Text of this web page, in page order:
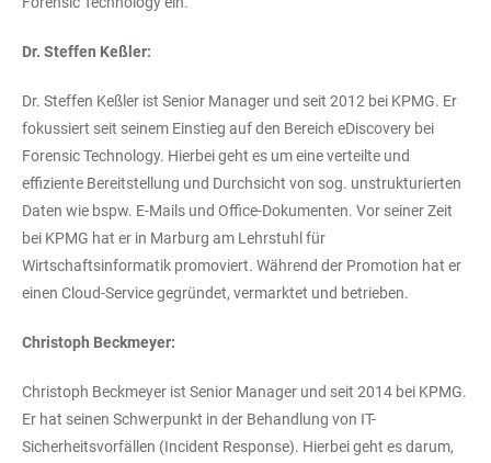
Dr. Steffen Keßler:
Dr. Steffen Keßler ist Senior Manager und seit 2012 bei KPMG. Er
fokussiert seit seinem Einstieg auf den Bereich eDiscovery bei
Forensic Technology. Hierbei geht es um eine verteilte und
effiziente Bereitstellung und Durchsicht von sog. unstrukturierten
Daten wie bspw. E-Mails und Office-Dokumenten. Vor seiner Zeit
bei KPMG hat er in Marburg am Lehrstuhl für
Wirtschaftsinformatik promoviert. Während der Promotion hat er
einen Cloud-Service gegründet, vermarktet und betrieben.
Christoph Beckmeyer:
Christoph Beckmeyer ist Senior Manager und seit 2014 bei KPMG.
Er hat seinen Schwerpunkt in der Behandlung von IT-
Sicherheitsvorfällen (Incident Response). Hierbei geht es darum,